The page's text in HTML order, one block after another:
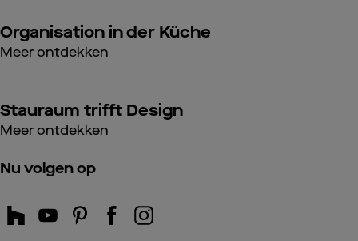
Organisation in der Küche
Meer ontdekken
Stauraum trifft Design
Meer ontdekken
Nu volgen op